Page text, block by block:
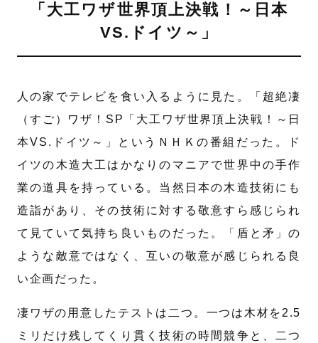
「大工ワザ世界頂上決戦！～日本
VS.ドイツ～」
人の家でテレビを食い入るように見た。「超絶凄
（すご）ワザ！SP「大工ワザ世界頂上決戦！～日
本VS.ドイツ～」というＮＨＫの番組だった。ド
イツの木造大工はかなりのマニアで世界中の手作
業の道具を持っている。当然日本の木造技術にも
造詣があり、その技術に対する敬意すら感じられ
て見ていて気持ち良いものだった。「盾と矛」の
ような敵意ではなく、互いの敬意が感じられる良
い企画だった。
凄ワザの用意したテストは二つ。一つは木材を2.5
ミリだけ残してくり貫く技術の時間競争と、二つ